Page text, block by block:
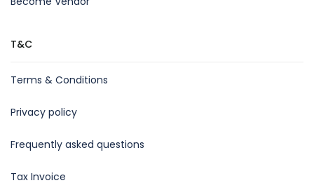
T&C
Terms & Conditions
Privacy policy
Frequently asked questions
Tax Invoice